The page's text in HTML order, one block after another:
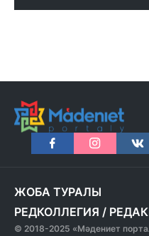
ЖОБА ТУРАЛЫ
РЕДКОЛЛЕГИЯ /
© 2018-2025 «Мәдениет